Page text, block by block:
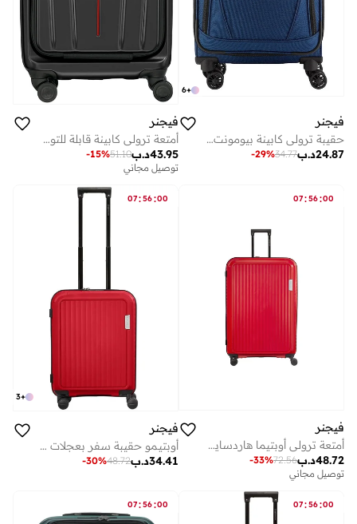
+
6
فيجنر
حقيبة ترولي كابينة بيومونت لايت قابلة للتوسيع 57 سم أزرق
د.ب24.87
34.77
-29%
فيجنر
أمتعة ترولي كابينة قابلة للتوسيع من أمبليكس سم أسود
د.ب43.95
51.10
-15%
توصيل مجاني
07:56:00
فيجنر
أمتعة ترولي أوبتيما هاردسايد قابلة للتوسيع 84 سم أحمر - 653317
د.ب48.72
72.56
-33%
توصيل مجاني
07:56:00
+
3
فيجنر
أوبتيـمو حقيبة سفر بعجلات صلبة قابلة للتوسيع سم لون أحمر
د.ب34.41
48.72
-30%
07:56:00
07:56:00